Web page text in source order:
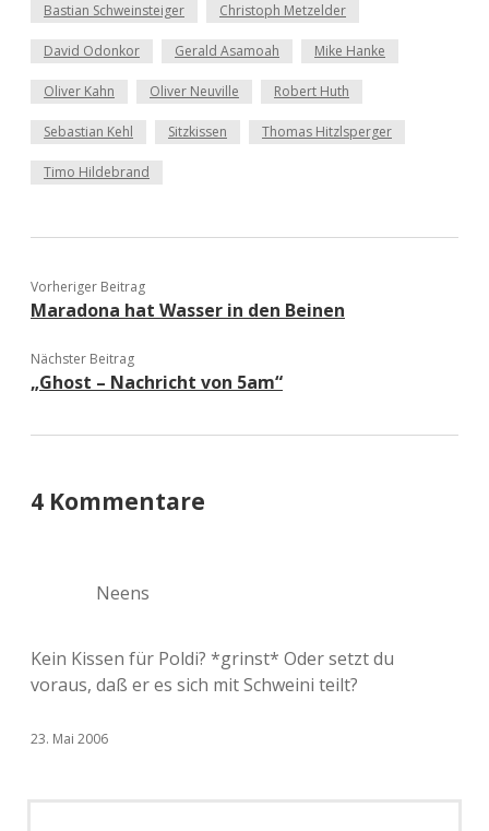
Bastian Schweinsteiger Christoph Metzelder
David Odonkor Gerald Asamoah Mike Hanke
Oliver Kahn Oliver Neuville Robert Huth
Sebastian Kehl Sitzkissen Thomas Hitzlsperger
Timo Hildebrand
Vorheriger Beitrag
Maradona hat Wasser in den Beinen
Nächster Beitrag
„Ghost – Nachricht von 5am“
4 Kommentare
Neens
Kein Kissen für Poldi? *grinst* Oder setzt du
voraus, daß er es sich mit Schweini teilt?
23. Mai 2006